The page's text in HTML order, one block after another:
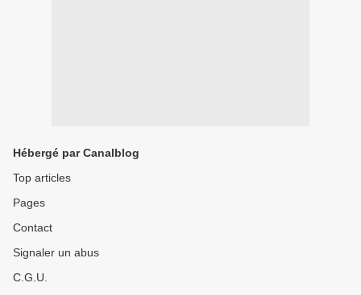
Hébergé par Canalblog
Top articles
Pages
Contact
Signaler un abus
C.G.U.